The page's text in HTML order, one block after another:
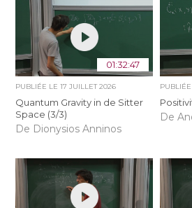
01:32:47
PUBLIÉE LE17 JUILLET 2026
Quantum Gravity in de Sitter
Space (3/3)
De Dionysios Anninos
De